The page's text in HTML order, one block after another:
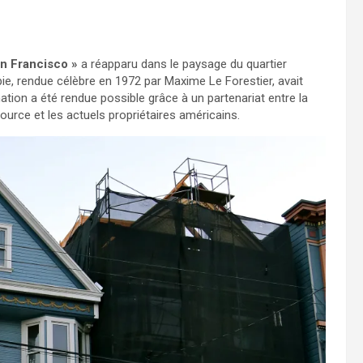
Francisco » a réapparu dans le paysage du quartier
rendue célèbre en 1972 par Maxime Le Forestier, avait
a été rendue possible grâce à un partenariat entre la
et les actuels propriétaires américains.